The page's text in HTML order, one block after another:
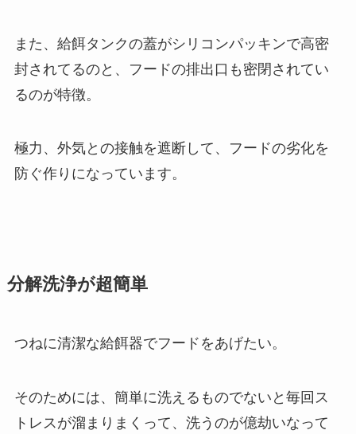
また、給餌タンクの蓋がシリコンパッキンで高密
封されてるのと、フードの排出口も密閉されてい
るのが特徴。
極力、外気との接触を遮断して、フードの劣化を
防ぐ作りになっています。
分解洗浄が超簡単
つねに清潔な給餌器でフードをあげたい。
そのためには、簡単に洗えるものでないと毎回ス
トレスが溜まりまくって、洗うのが億劫いなって